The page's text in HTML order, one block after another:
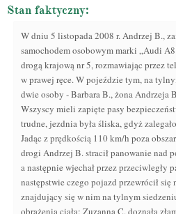
Stan faktyczny:
W dniu 5 listopada 2008 r. Andrzej B.,
samochodem osobowym marki „Audi
drogą krajową nr 5, rozmawiając przez
w prawej ręce. W pojeździe tym, na
dwie osoby - Barbara B., żona Andrzeja
Wszyscy mieli zapięte pasy
trudne, jezdnia była śliska, gdyż
Jadąc z prędkością 110 km/h poza
drogi Andrzej B. stracił panowanie nad
a następnie wjechał przez przeciwległy
następstwie czego pojazd przewrócił się
znajdujący się w nim na tylnym
obrażenia ciała: Zuzanna C. doznała